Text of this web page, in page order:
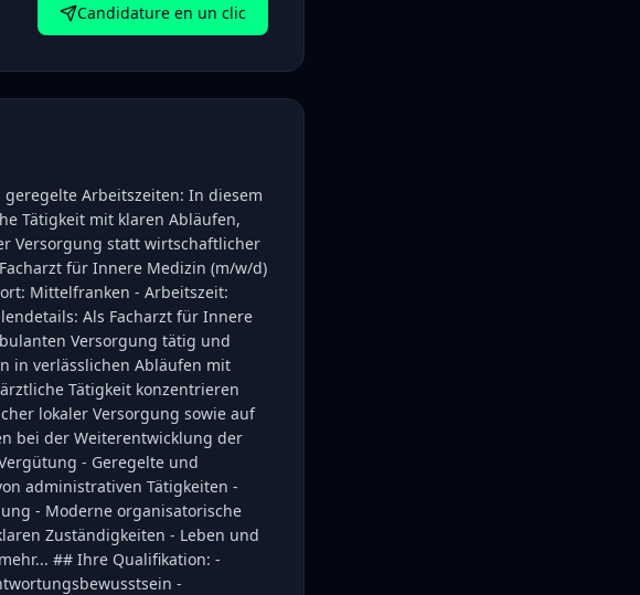
Candidature en un clic
Arbeitszeiten: In diesem
Tätigkeit mit klaren Abläufen,
Versorgung statt wirtschaftlicher
für Innere Medizin (m/w/d)
Mittelfranken - Arbeitszeit:
Als Facharzt für Innere
Versorgung tätig und
in verlässlichen Abläufen mit
Tätigkeit konzentrieren
lokaler Versorgung sowie auf
bei der Weiterentwicklung der
- Geregelte und
administrativen Tätigkeiten -
- Moderne organisatorische
Zuständigkeiten - Leben und
## Ihre Qualifikation: -
-